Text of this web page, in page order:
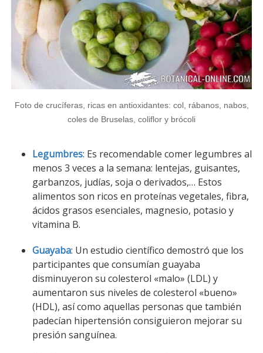
Foto de crucíferas, ricas en antioxidantes: col, rábanos, nabos,
coles de Bruselas, coliflor y brócoli
Legumbres: Es recomendable comer legumbres al
menos 3 veces a la semana: lentejas, guisantes,
garbanzos, judías, soja o derivados,… Estos
alimentos son ricos en proteínas vegetales, fibra,
ácidos grasos esenciales, magnesio, potasio y
vitamina B.
Guayaba: Un estudio científico demostró que los
participantes que consumían guayaba
disminuyeron su colesterol «malo» (LDL) y
aumentaron sus niveles de colesterol «bueno»
(HDL), así como aquellas personas que también
padecían hipertensión consiguieron mejorar su
presión sanguínea.